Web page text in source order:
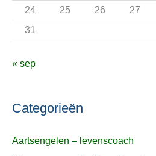
24 25 26 27
31
« sep
Categorieën
Aartsengelen – levenscoach